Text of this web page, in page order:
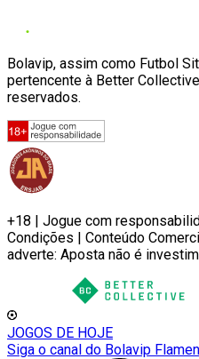
Bolavip, assim como Futbol
pertencente à Better
reservados.
+18 | Jogue com
Condições | Conteúdo
adverte: Aposta não é
JOGOS DE HOJE
Siga o canal do Bolavip